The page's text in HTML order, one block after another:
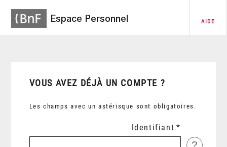
Espace Personnel AIDE
VOUS AVEZ DÉJÀ UN COMPTE ?
Les champs avec un astérisque sont obligatoires.
Identifiant
?